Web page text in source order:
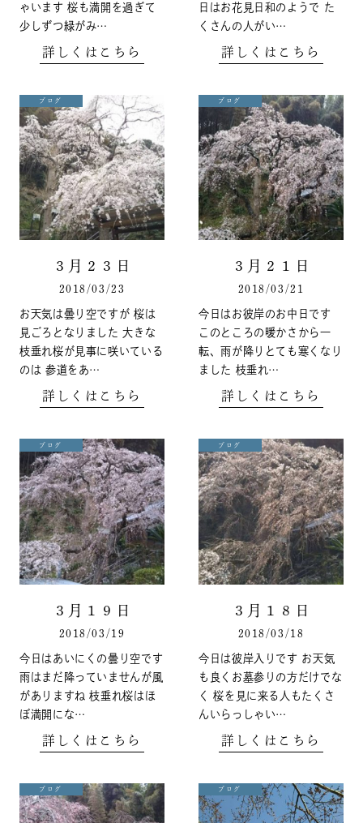
ゃいます 桜も満開を過ぎて
少しずつ緑がみ…
詳しくはこちら
日はお花見日和のようで た
くさんの人がい…
詳しくはこちら
ブログ
３月２３日
2018/03/23
お天気は曇り空ですが 桜は
見ごろとなりました 大きな
枝垂れ桜が見事に咲いている
のは 参道をあ…
詳しくはこちら
ブログ
３月２１日
2018/03/21
今日はお彼岸のお中日です
このところの暖かさから一
転、雨が降りとても寒くなり
ました 枝垂れ…
詳しくはこちら
ブログ
３月１９日
2018/03/19
今日はあいにくの曇り空です
雨はまだ降っていませんが風
がありますね 枝垂れ桜はほ
ぼ満開にな…
詳しくはこちら
ブログ
３月１８日
2018/03/18
今日は彼岸入りです お天気
も良くお墓参りの方だけでな
く 桜を見に来る人もたくさ
んいらっしゃい…
詳しくはこちら
ブログ ブログ